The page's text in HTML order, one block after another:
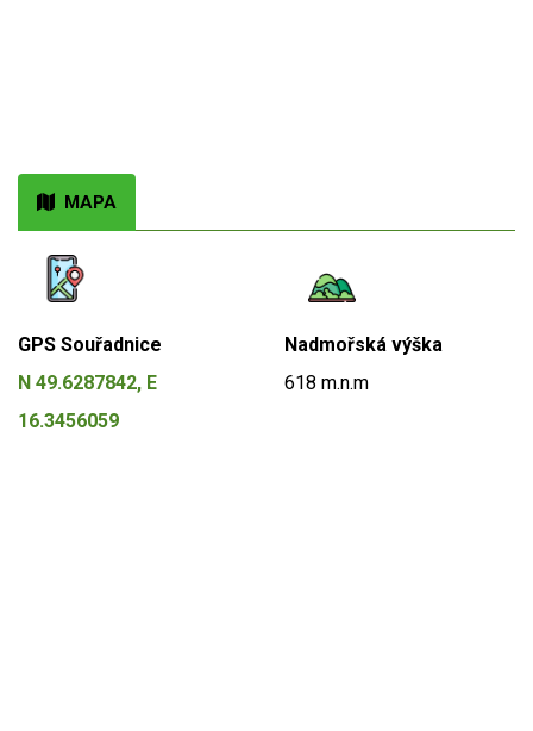
MAPA
GPS Souřadnice
N 49.6287842, E
16.3456059
Nadmořská výška
618 m.n.m